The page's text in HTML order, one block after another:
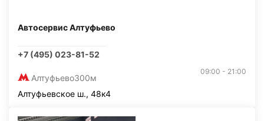
Автосервис Алтуфьево
+7 (495) 023-81-52
Алтуфьево300м
09:00 - 21:00
Алтуфьевское ш., 48к4